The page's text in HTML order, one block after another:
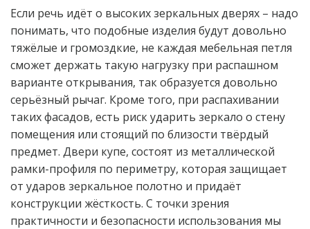
Если речь идёт о высоких зеркальных дверях – надо
понимать, что подобные изделия будут довольно
тяжёлые и громоздкие, не каждая мебельная петля
сможет держать такую нагрузку при распашном
варианте открывания, так образуется довольно
серьёзный рычаг. Кроме того, при распахивании
таких фасадов, есть риск ударить зеркало о стену
помещения или стоящий по близости твёрдый
предмет. Двери купе, состоят из металлической
рамки-профиля по периметру, которая защищает
от ударов зеркальное полотно и придаёт
конструкции жёсткость. С точки зрения
практичности и безопасности использования мы